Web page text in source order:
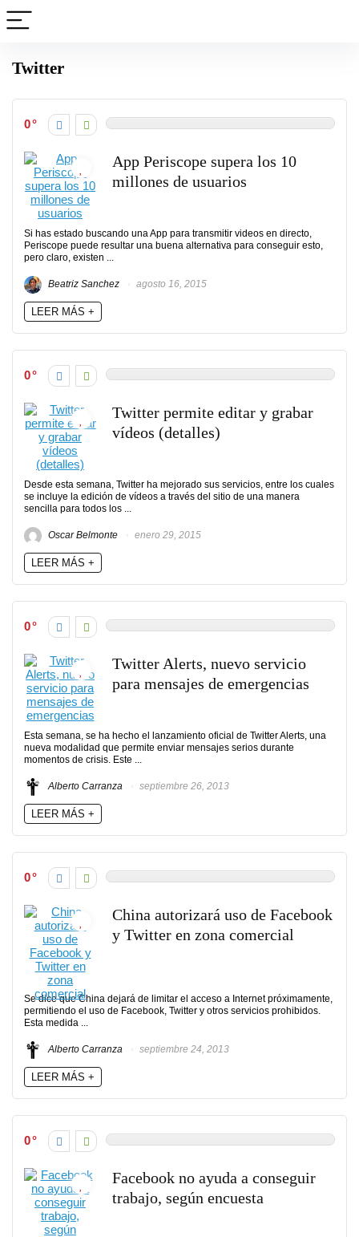
Twitter
0
App Periscope supera los 10
millones de usuarios
Si has estado buscando una App para transmitir videos en directo,
Periscope puede resultar una buena alternativa para conseguir esto,
pero claro, existen ...
Beatriz Sanchez agosto 16, 2015
LEER MÁS +
0
Twitter permite editar y grabar
vídeos (detalles)
Desde esta semana, Twitter ha mejorado sus servicios, entre los cuales
se incluye la edición de vídeos a través del sitio de una manera
sencilla para todos los ...
Oscar Belmonte enero 29, 2015
LEER MÁS +
0
Twitter Alerts, nuevo servicio
para mensajes de emergencias
Esta semana, se ha hecho el lanzamiento oficial de Twitter Alerts, una
nueva modalidad que permite enviar mensajes serios durante
momentos de crisis. Este ...
Alberto Carranza septiembre 26, 2013
LEER MÁS +
0
China autorizará uso de Facebook
y Twitter en zona comercial
Se dice que China dejará de limitar el acceso a Internet próximamente,
permitiendo el uso de Facebook, Twitter y otros servicios prohibidos.
Esta medida ...
Alberto Carranza septiembre 24, 2013
LEER MÁS +
0
Facebook no ayuda a conseguir
trabajo, según encuesta